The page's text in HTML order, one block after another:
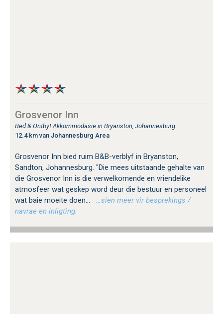
Grosvenor Inn
Bed & Ontbyt Akkommodasie in Bryanston, Johannesburg
12.4 km van Johannesburg Area
Grosvenor Inn bied ruim B&B-verblyf in Bryanston,
Sandton, Johannesburg. "Die mees uitstaande gehalte van
die Grosvenor Inn is die verwelkomende en vriendelike
atmosfeer wat geskep word deur die bestuur en personeel
wat baie moeite doen...
…sien meer vir besprekings /
navrae en inligting.